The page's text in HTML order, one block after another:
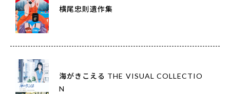
横尾忠則遺作集
海がきこえる THE VISUAL COLLECTIO
N